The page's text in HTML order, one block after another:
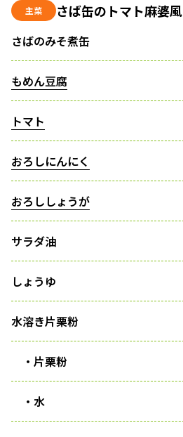
主菜 さば缶のトマト麻婆風
さばのみそ煮缶
もめん豆腐
トマト
おろしにんにく
おろししょうが
サラダ油
しょうゆ
水溶き片栗粉
・片栗粉
・水